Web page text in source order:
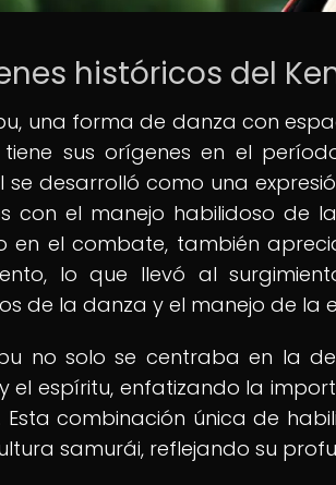
históricos del
una forma de danza con
tiene sus orígenes en el
se desarrolló como una
con el manejo habilidoso de
en el combate, también
lo que llevó al
de la danza y el manejo de la
no solo se centraba en la
el espíritu, enfatizando la
Esta combinación única de
samurái, reflejando su